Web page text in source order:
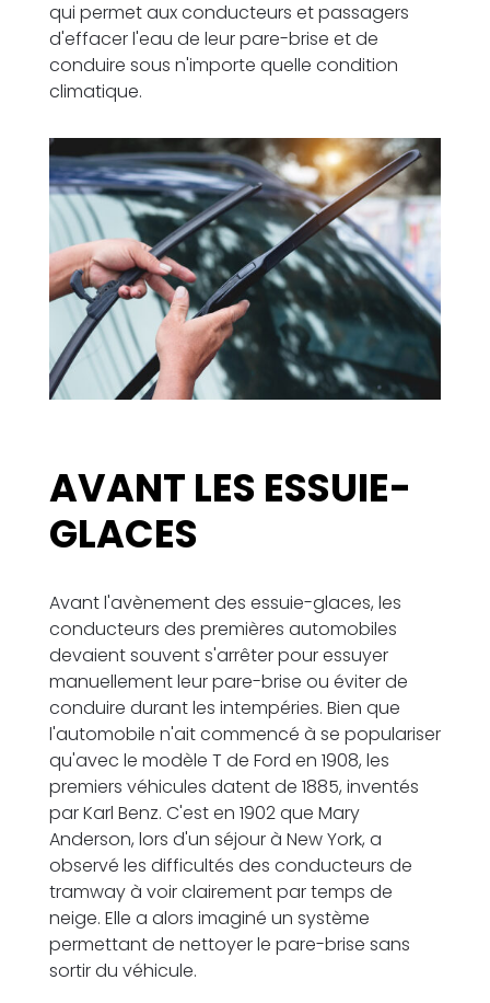
qui permet aux conducteurs et passagers
d'effacer l'eau de leur pare-brise et de
conduire sous n'importe quelle condition
climatique.
AVANT LES ESSUIE-
GLACES
Avant l'avènement des essuie-glaces, les
conducteurs des premières automobiles
devaient souvent s'arrêter pour essuyer
manuellement leur pare-brise ou éviter de
conduire durant les intempéries. Bien que
l'automobile n'ait commencé à se populariser
qu'avec le modèle T de Ford en 1908, les
premiers véhicules datent de 1885, inventés
par Karl Benz. C'est en 1902 que Mary
Anderson, lors d'un séjour à New York, a
observé les difficultés des conducteurs de
tramway à voir clairement par temps de
neige. Elle a alors imaginé un système
permettant de nettoyer le pare-brise sans
sortir du véhicule.